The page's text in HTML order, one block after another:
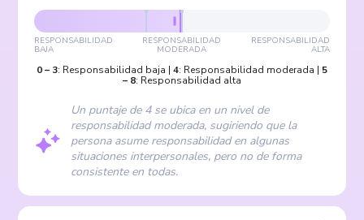
RESPONSABILIDAD
BAJA
RESPONSABILIDAD
MODERADA
RESPONSABILIDAD
ALTA
0– 3: Responsabilidad baja | 4: Responsabilidad moderada | 5
– 8: Responsabilidad alta
Un puntaje de 4 se ubica en un nivel de
responsabilidad moderada, sugiriendo que la
persona asume responsabilidad en algunas
situaciones interpersonales, pero no de forma
consistente en todas.